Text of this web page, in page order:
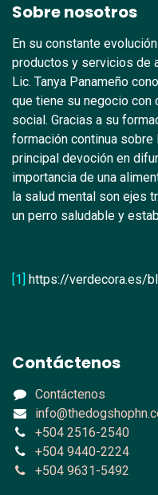
Sobre nosotros
En su constante
productos y servicios de
Lic. Tanya Panameño
que tiene su negocio con
social. Gracias a su
formación continua
principal devoción en
importancia de una
la salud mental son ejes
un perro saludable y
[1] https://verdecora.es/
Contáctenos
Contáctenos
+504 2516-2540
+504 9440-2224
+504 9631-5492